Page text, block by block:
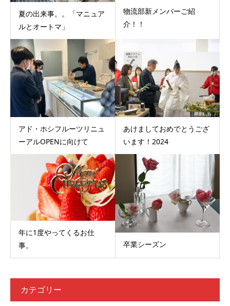
夏の出来事。。「マニュア
ルとオートマ」
物流部新メンバーご紹
介！！
アド・ホシフルーツリニュ
ーアルOPENに向けて
あけましておめでとうござ
います！2024
年に1度やってくるお仕
事。
卒業シーズン
カテゴリー